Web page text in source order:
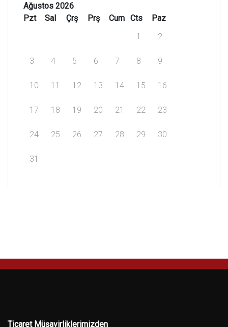
Ağustos 2026
Pzt
Sal Çrş Prş Cum Cts
Paz
1
2
3 4 5 6 7 8 9
10 11 12 13 14 15 16
17 18 19 20 21 22 23
24 25 26 27 28 29 30
31
Ticaret Müşavirliklerimizden